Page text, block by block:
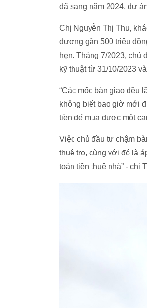
đã sang năm 2024, dự
Chị Nguyễn Thị Thu,
đương gần 500 triệu
hẹn. Tháng 7/2023, chủ
kỹ thuật từ 31/10/2023
“Các mốc bàn giao đều
không biết bao giờ mới
tiền để mua được một
Việc chủ đầu tư chậm
thuê trọ, cùng với đó là
toán tiền thuê nhà” - chị